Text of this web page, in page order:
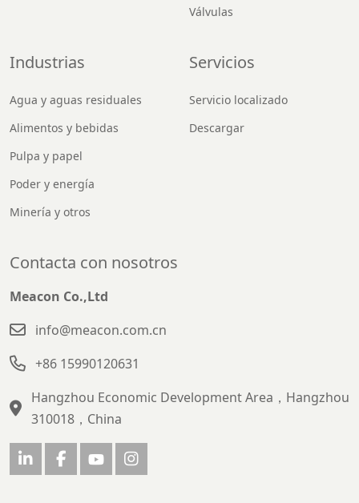
Válvulas
Industrias
Agua y aguas residuales
Alimentos y bebidas
Pulpa y papel
Poder y energía
Minería y otros
Servicios
Servicio localizado
Descargar
Contacta con nosotros
Meacon Co.,Ltd
info@meacon.com.cn
+86 15990120631
Hangzhou Economic Development Area，Hangzhou
310018，China